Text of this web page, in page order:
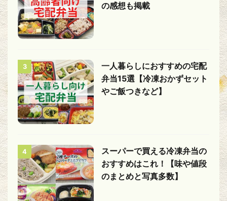
の感想も掲載
3
一人暮らしにおすすめの宅配
弁当15選【冷凍おかずセット
やご飯つきなど】
4
スーパーで買える冷凍弁当の
おすすめはこれ！【味や値段
のまとめと写真多数】